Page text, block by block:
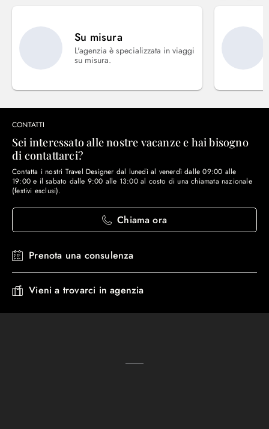
Su misura
L'agenzia è specializzata in viaggi
su misura.
CONTATTI
Sei interessato alle nostre vacanze e hai bisogno
di contattarci?
Contatta i nostri Travel Designer dal lunedì al venerdì dalle 09:00 alle
19:00 e il sabato dalle 9:00 alle 13:00 al costo di una chiamata nazionale
(festivi esclusi).
Chiama ora
Prenota una consulenza
Vieni a trovarci in agenzia